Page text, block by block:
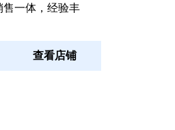
一体，经验丰
查看店铺